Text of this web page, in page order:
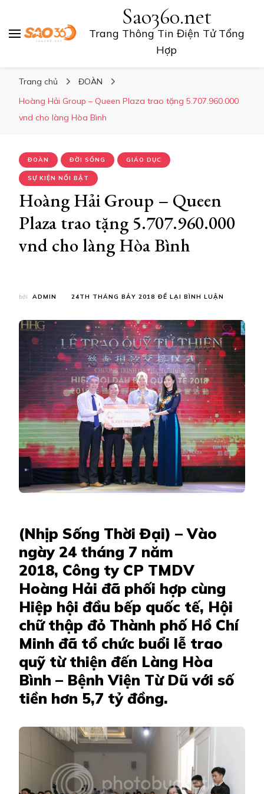
Sao360.net
Trang Thông Tin Điện Tử Tổng
Hợp
Trang chủ
ĐOÀN
Hoàng Hải Group – Queen Plaza trao tặng 5.707.960.000
vnd cho làng Hòa Bình
ĐOÀN ĐỜI SỐNG GIÁO DỤC
SỰ KIỆN NỔI BẬT
Hoàng Hải Group – Queen
Plaza trao tặng 5.707.960.000
vnd cho làng Hòa Bình
bởi ADMIN 24TH THÁNG BẢY 2018 ĐỂ LẠI BÌNH LUẬN
GROUP
QUEEN
PLAZA
TRAO
TẶNG
VND
CHO
LÀNG
HÒA
BÌNH
(Nhịp Sống Thời Đại) – Vào
ngày 24 tháng 7 năm
2018, Công ty CP TMDV
Hoàng Hải đã phối hợp cùng
Hiệp hội đầu bếp quốc tế, Hội
chữ thập đỏ Thành phố Hồ Chí
Minh đã tổ chức buổi lễ trao
quỹ từ thiện đến Làng Hòa
Bình – Bệnh Viện Từ Dũ với số
tiền hơn 5,7 tỷ đồng.